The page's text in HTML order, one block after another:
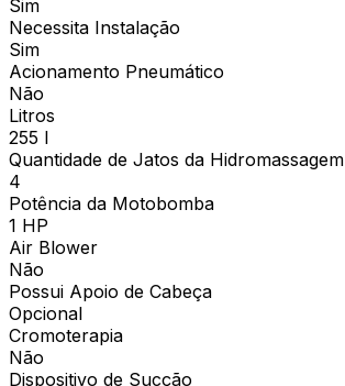
Sim
Necessita Instalação
Sim
Acionamento Pneumático
Não
Litros
255 l
Quantidade de Jatos da Hidromassagem
4
Potência da Motobomba
1 HP
Air Blower
Não
Possui Apoio de Cabeça
Opcional
Cromoterapia
Não
Dispositivo de Sucção